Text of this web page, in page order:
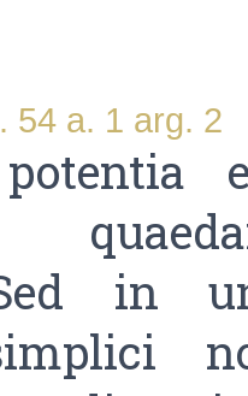
54 a. 1 arg. 2
in